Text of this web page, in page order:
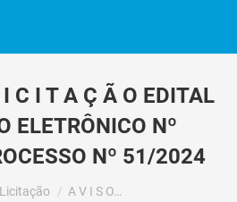
C I T A Ç Ã O EDITAL
ELETRÔNICO Nº
Nº 51/2024
aqui:
Licitação A V I S O…